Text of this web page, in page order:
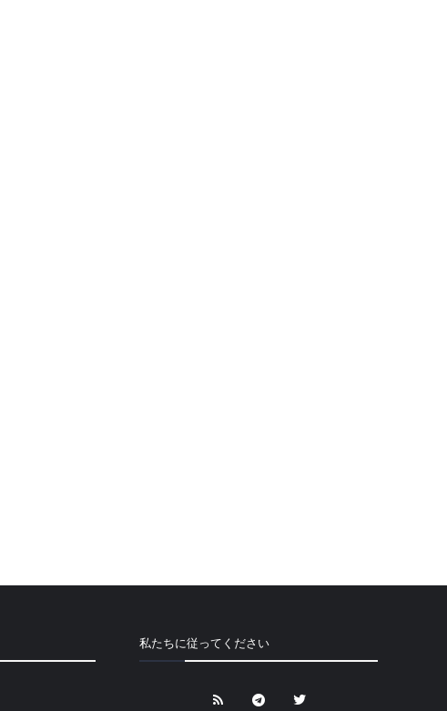
私たちに従ってください